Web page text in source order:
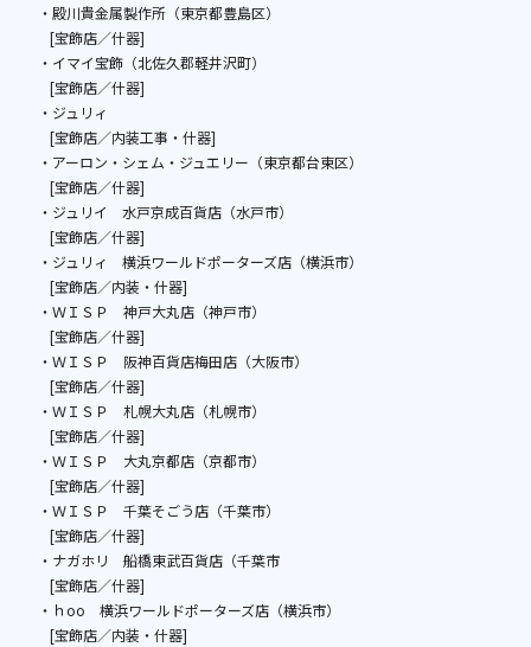
・殿川貴金属製作所（東京都豊島区）
[宝飾店／什器]
・イマイ宝飾（北佐久郡軽井沢町）
[宝飾店／什器]
・ジュリィ
[宝飾店／内装工事・什器]
・アーロン・シェム・ジュエリー（東京都台東区）
[宝飾店／什器]
・ジュリイ 水戸京成百貨店（水戸市）
[宝飾店／什器]
・ジュリィ 横浜ワールドポーターズ店（横浜市）
[宝飾店／内装・什器]
・ＷＩＳＰ 神戸大丸店（神戸市）
[宝飾店／什器]
・ＷＩＳＰ 阪神百貨店梅田店（大阪市）
[宝飾店／什器]
・ＷＩＳＰ 札幌大丸店（札幌市）
[宝飾店／什器]
・ＷＩＳＰ 大丸京都店（京都市）
[宝飾店／什器]
・ＷＩＳＰ 千葉そごう店（千葉市）
[宝飾店／什器]
・ナガホリ 船橋東武百貨店（千葉市
[宝飾店／什器]
・ｈoo 横浜ワールドポーターズ店（横浜市）
[宝飾店／内装・什器]